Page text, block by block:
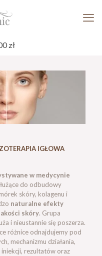
zł
IGŁOWA
w medycynie
do odbudowy
skóry, kolagenu i
naturalne efekty
skóry. Grupa
i nieustannie się poszerza.
różnice odnajdujemy pod
mechanizmu działania,
iniekcji, rezultatów oraz